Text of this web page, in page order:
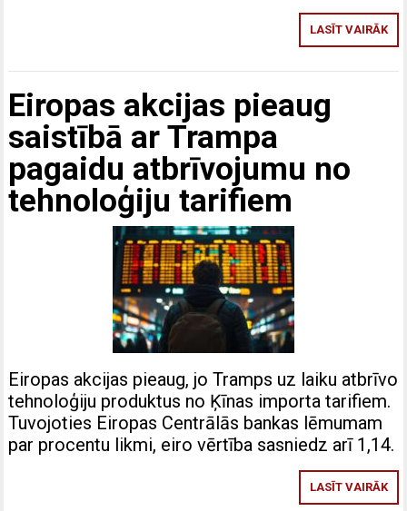
LASĪT VAIRĀK
Eiropas akcijas pieaug
saistībā ar Trampa
pagaidu atbrīvojumu no
tehnoloģiju tarifiem
Eiropas akcijas pieaug, jo Tramps uz laiku atbrīvo
tehnoloģiju produktus no Ķīnas importa tarifiem.
Tuvojoties Eiropas Centrālās bankas lēmumam
par procentu likmi, eiro vērtība sasniedz arī 1,14.
LASĪT VAIRĀK